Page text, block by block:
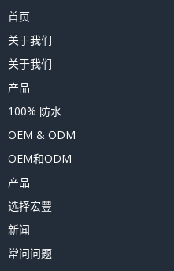
首页
关于我们
关于我们
产品
100% 防水
OEM & ODM
OEM和ODM
产品
选择宏豐
新闻
常问问题